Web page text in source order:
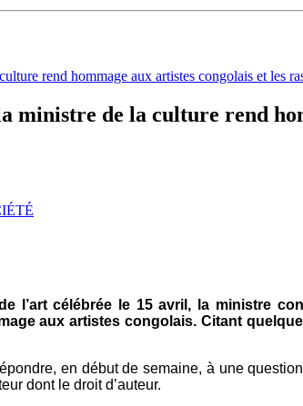
ministre de la culture rend
l’art célébrée le 15 avril, la ministre
aux artistes congolais. Citant
en début de semaine, à une
dont le droit d’auteur.